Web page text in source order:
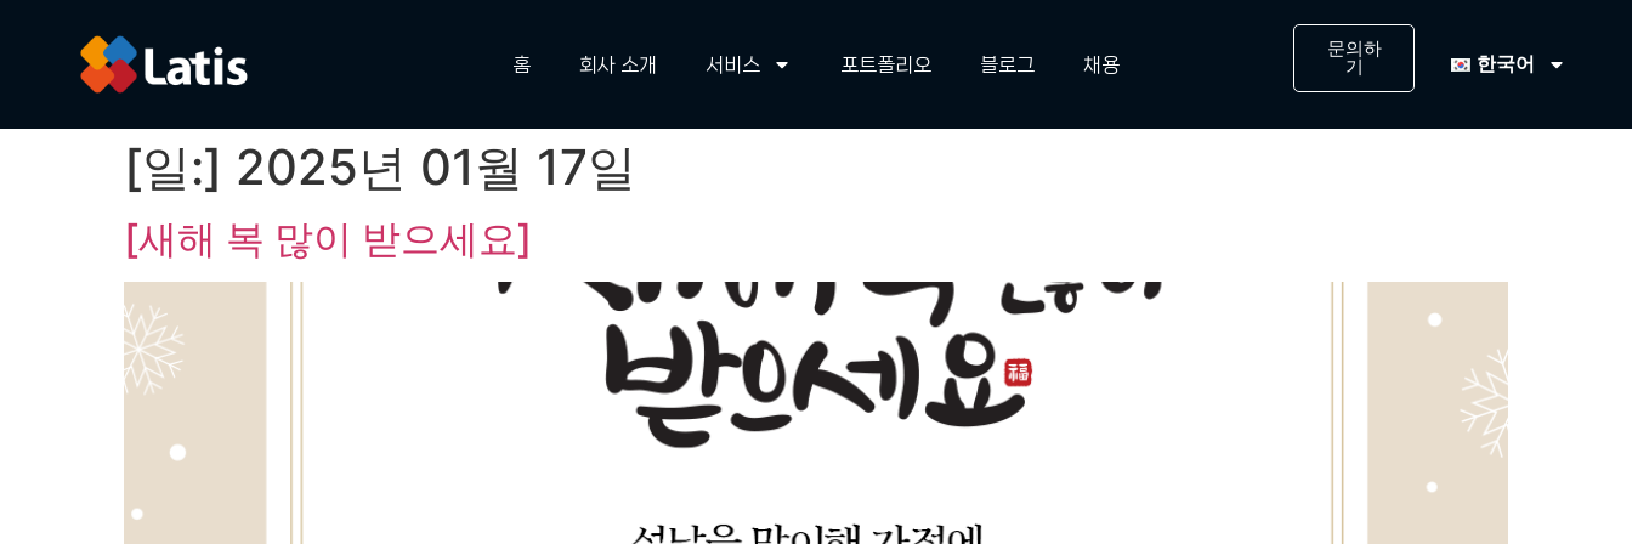
홈 회사 소개 서비스 포트폴리오 블로그 채용
문의하
기
한국어
[일:] 2025년 01월 17일
[새해 복 많이 받으세요]